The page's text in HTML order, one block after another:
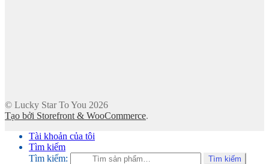
© Lucky Star To You 2026
Tạo bởi Storefront & WooCommerce.
Tài khoản của tôi
Tìm kiếm
Tìm kiếm:
Tìm kiếm